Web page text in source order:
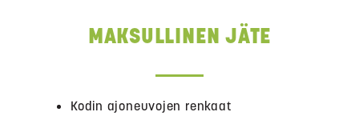
MAKSULLINEN JÄTE
Kodin ajoneuvojen renkaat